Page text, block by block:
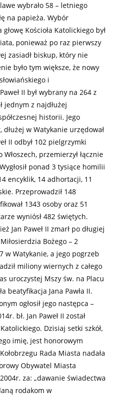
wybrało 58 – letniego
na papieża. Wybór
Kościoła Katolickiego był
ponieważ po raz pierwszy
zasiadł biskup, który nie
było tym większe, że nowy
i
II był wybrany na 264 z
jednym z najdłużej
historii. Jego
w Watykanie urzędował
II odbył 102 pielgrzymki
przemierzył łącznie
ponad 3 tysiące homilii
encyklik, 14 adhortacji, 11
Przeprowadził 148
1343 osoby oraz 51
wyniósł 482 świętych.
Jan Paweł II zmarł po długiej
Bożego – 2
w Watykanie, a jego pogrzeb
miliony wiernych z całego
uroczystej Mszy św. na Placu
beatyfikacja Jana Pawła II.
ogłosił jego następca –
bł. Jan Paweł II został
Dzisiaj setki szkół,
imię, jest honorowym
Rada Miasta nadała
Obywatel Miasta
za: „dawanie świadectwa
rodakom w